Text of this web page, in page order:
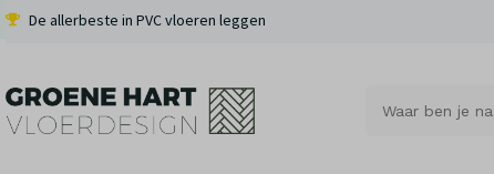
De allerbeste in PVC vloeren leggen